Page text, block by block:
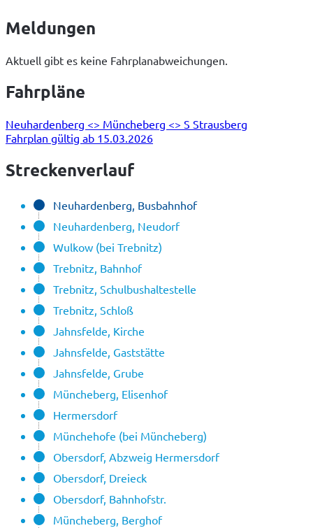
Meldungen
Aktuell gibt es keine Fahrplanabweichungen.
Fahrpläne
Neuhardenberg <> Müncheberg <> S Strausberg
Fahrplan gültig ab 15.03.2026
Streckenverlauf
Neuhardenberg, Busbahnhof
Neuhardenberg, Neudorf
Wulkow (bei Trebnitz)
Trebnitz, Bahnhof
Trebnitz, Schulbushaltestelle
Trebnitz, Schloß
Jahnsfelde, Kirche
Jahnsfelde, Gaststätte
Jahnsfelde, Grube
Müncheberg, Elisenhof
Hermersdorf
Münchehofe (bei Müncheberg)
Obersdorf, Abzweig Hermersdorf
Obersdorf, Dreieck
Obersdorf, Bahnhofstr.
Müncheberg, Berghof